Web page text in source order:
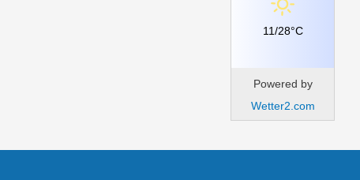
11/28°C
Powered by
Wetter2.com